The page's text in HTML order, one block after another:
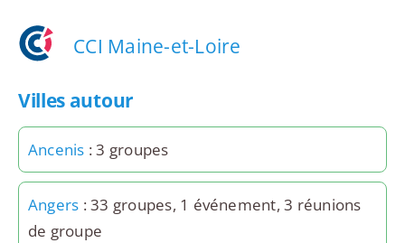
CCI Maine-et-Loire
Villes autour
Ancenis : 3 groupes
Angers : 33 groupes, 1 événement, 3 réunions
de groupe